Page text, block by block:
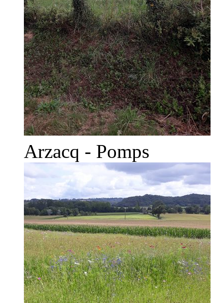
Arzacq - Pomps